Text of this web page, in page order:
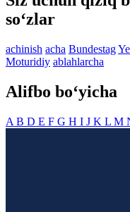
so‘zlar
achinish acha Bundestag
Moturidiy ablahlarcha
Alifbo bo‘yicha
A B D E F G H I J K L M